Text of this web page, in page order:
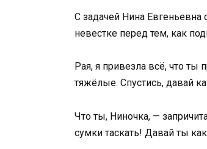
С задачей Нина
невестке перед тем, как
Рая, я привезла всё, что ты
тяжёлые. Спустись, давай
Что ты, Ниночка, —
сумки таскать! Давай ты